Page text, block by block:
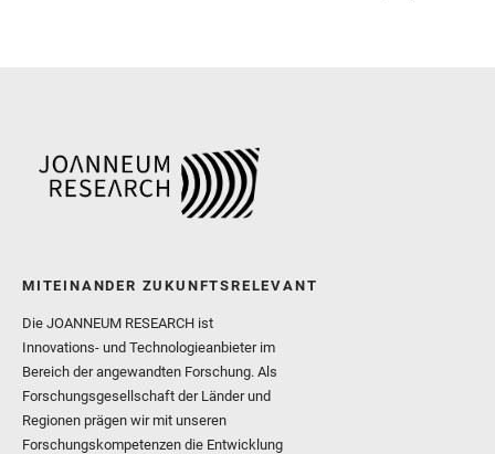
MITEINANDER ZUKUNFTSRELEVANT
Die JOANNEUM RESEARCH ist
Innovations- und Technologieanbieter im
Bereich der angewandten Forschung. Als
Forschungsgesellschaft der Länder und
Regionen prägen wir mit unseren
Forschungskompetenzen die Entwicklung